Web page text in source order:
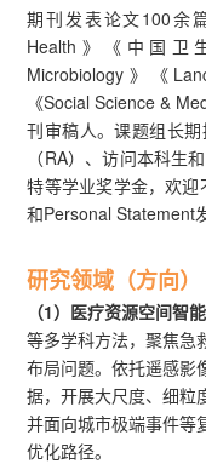
期刊发表论文100余
Health》《中国卫
Microbiology》《
《Social Science &
刊审稿人。课题组长
（RA）、访问本科生
特等学业奖学金，欢
和Personal Statement
研究领域（方向）
（1）医疗资源空间智
等多学科方法，聚焦急
布局问题。依托遥感影
据，开展大尺度、细粒
并面向城市极端事件等
优化路径。